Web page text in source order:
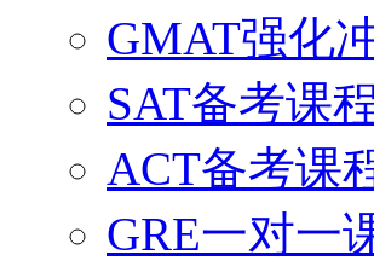
GMAT强化
SAT备考课
ACT备考课
GRE一对一